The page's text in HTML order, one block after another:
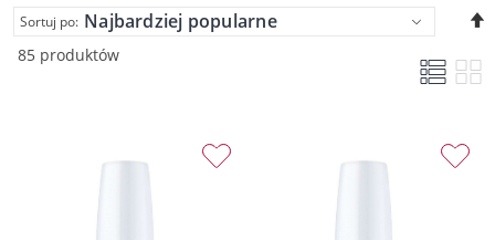
85 produktów
Sortuj po: